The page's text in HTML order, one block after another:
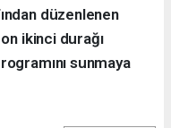
düzenlenen
ikinci durağı
sunmaya